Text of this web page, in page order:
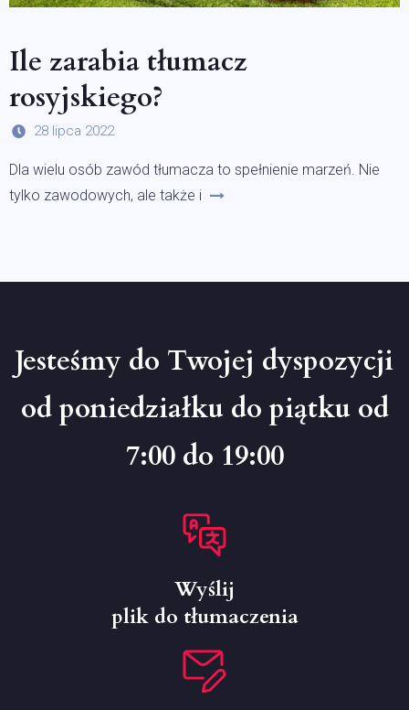
Ile zarabia tłumacz
rosyjskiego?
28 lipca 2022
Dla wielu osób zawód tłumacza to spełnienie marzeń. Nie
tylko zawodowych, ale także i
Jesteśmy do Twojej dyspozycji
od poniedziałku do piątku od
7:00 do 19:00
Wyślij
plik do tłumaczenia